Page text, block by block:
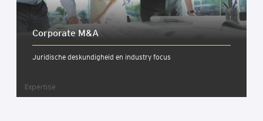
Cor­po­ra­te M&A
Juridische deskundigheid en industry focus
Expertise